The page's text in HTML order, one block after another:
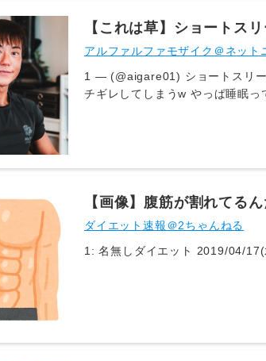
【これは草】ショートス
果ｗｗｗｗ
アルファルファモザイク＠ネット
1 — (@aigare01) ショートスリーパー"堀大輔"、 配信中、リスナーから 「寝たほうがいい」 と言われたくらいでガ
チギレしてしまうw やっぱ睡眠って大事だな#堀大輔 pic.twitter.com/wv0l6o09jZ— 藍染ガレソの悲報 (@aigare01)
ん、堀北真希だったｗｗｗｗｗｗｗｗｗｗｗｗｗ
バレー選手（24）「グラビアがやりたい」
ん、水着解禁ｗｗｗｗｗｗｗｗｗ 【画像】金メダリストのアリサ・リウちゃん、アレが判明しアメリカで炎上
【画像】腹筋が割れてる
ダイエット速報＠2ちゃんねる